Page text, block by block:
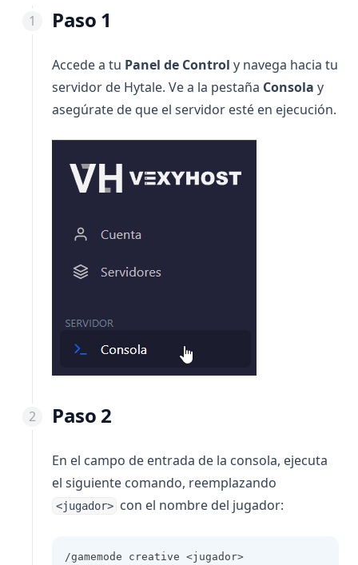
Paso 1
Accede a tu Panel de Control y navega hacia tu
servidor de Hytale. Ve a la pestaña Consola y
asegúrate de que el servidor esté en ejecución.
Paso 2
En el campo de entrada de la consola, ejecuta
el siguiente comando, reemplazando
<jugador> con el nombre del jugador:
/gamemode creative <jugador>